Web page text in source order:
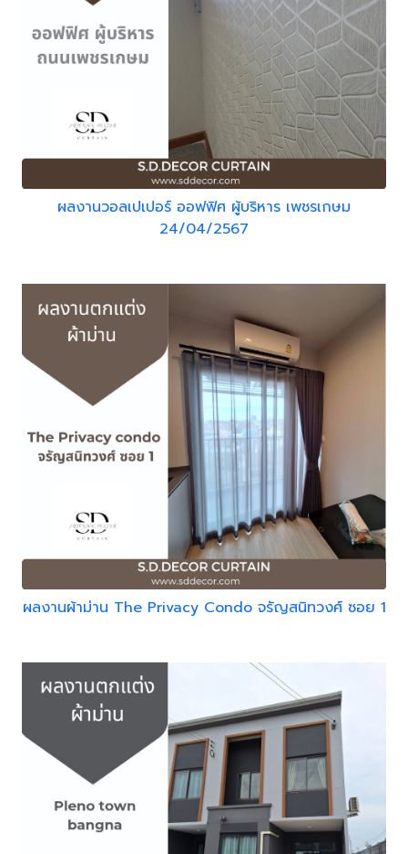
ผลงานวอลเปเปอร์ ออฟฟิศ ผู้บริหาร เพชรเกษม
24/04/2567
ผลงานผ้าม่าน The Privacy Condo จรัญสนิทวงศ์ ซอย 1